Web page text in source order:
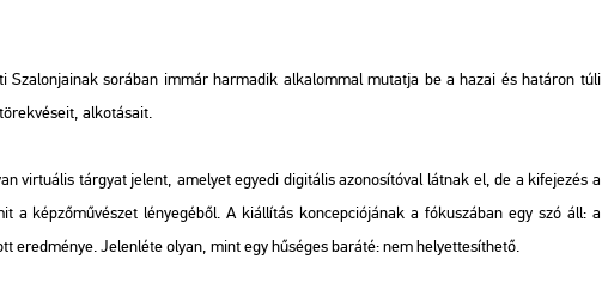
Sza­lon­ja­i­nak so­rá­ban immár har­ma­dik al­ka­lom­mal mu­tat­ja be a hazai és ha­tá­ron túli
al­ko­tá­sa­it.
vir­tu­á­lis tár­gyat je­lent, ame­lyet egye­di di­gi­tá­lis azo­no­sí­tó­val lát­nak el, de a ki­fe­je­zés a
a kép­ző­mű­vé­szet lé­nye­gé­ből. A ki­ál­lí­tás kon­cep­ci­ó­já­nak a fó­ku­szá­ban egy szó áll: a
ered­mé­nye. Je­len­lé­te olyan, mint egy hű­sé­ges ba­rá­té: nem he­lyet­te­sít­he­tő.